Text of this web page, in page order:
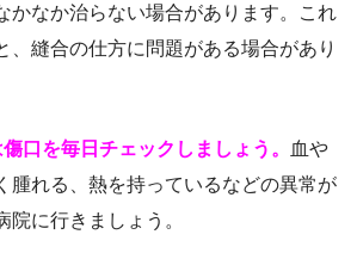
かなか治らない場合があります。これ
、縫合の仕方に問題がある場合があり
口を毎日チェックしましょう。
血や
腫れる、熱を持っているなどの異常が
院に行きましょう。